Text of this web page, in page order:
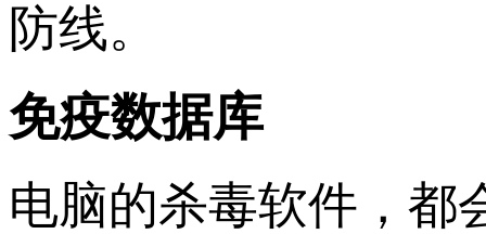
防线。
免疫数据库
电脑的杀毒软件，都